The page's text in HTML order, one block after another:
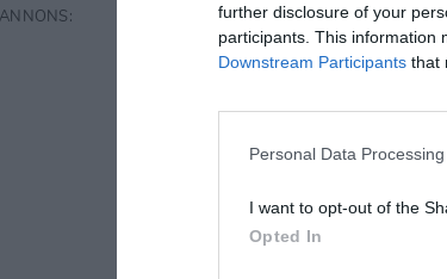
further disclosure of your
participants. This information
Downstream Participants that
Personal Data
I want to opt-out of the
Opted In